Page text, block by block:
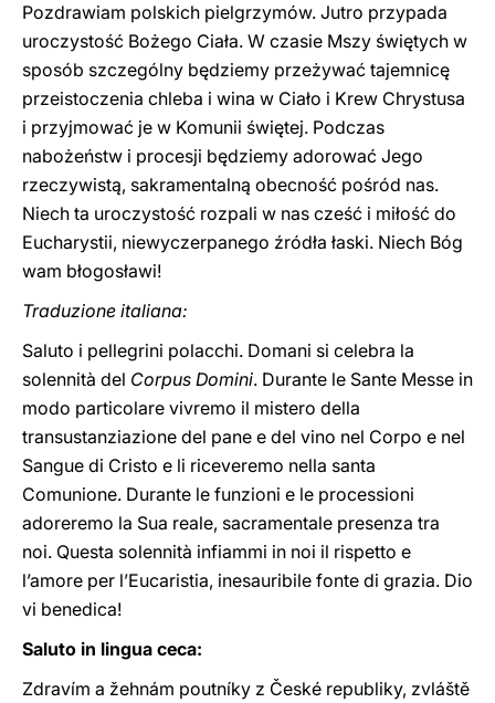
Pozdrawiam polskich pielgrzymów. Jutro przypada
uroczystość Bożego Ciała. W czasie Mszy świętych w
sposób szczególny będziemy przeżywać tajemnicę
przeistoczenia chleba i wina w Ciało i Krew Chrystusa
i przyjmować je w Komunii świętej. Podczas
nabożeństw i procesji będziemy adorować Jego
rzeczywistą, sakramentalną obecność pośród nas.
Niech ta uroczystość rozpali w nas cześć i miłość do
Eucharystii, niewyczerpanego źródła łaski. Niech Bóg
wam błogosławi!
Traduzione italiana:
Saluto i pellegrini polacchi. Domani si celebra la
solennità del Corpus Domini. Durante le Sante Messe in
modo particolare vivremo il mistero della
transustanziazione del pane e del vino nel Corpo e nel
Sangue di Cristo e li riceveremo nella santa
Comunione. Durante le funzioni e le processioni
adoreremo la Sua reale, sacramentale presenza tra
noi. Questa solennità infiammi in noi il rispetto e
l’amore per l’Eucaristia, inesauribile fonte di grazia. Dio
vi benedica!
Saluto in lingua ceca:
Zdravím a žehnám poutníky z České republiky, zvláště